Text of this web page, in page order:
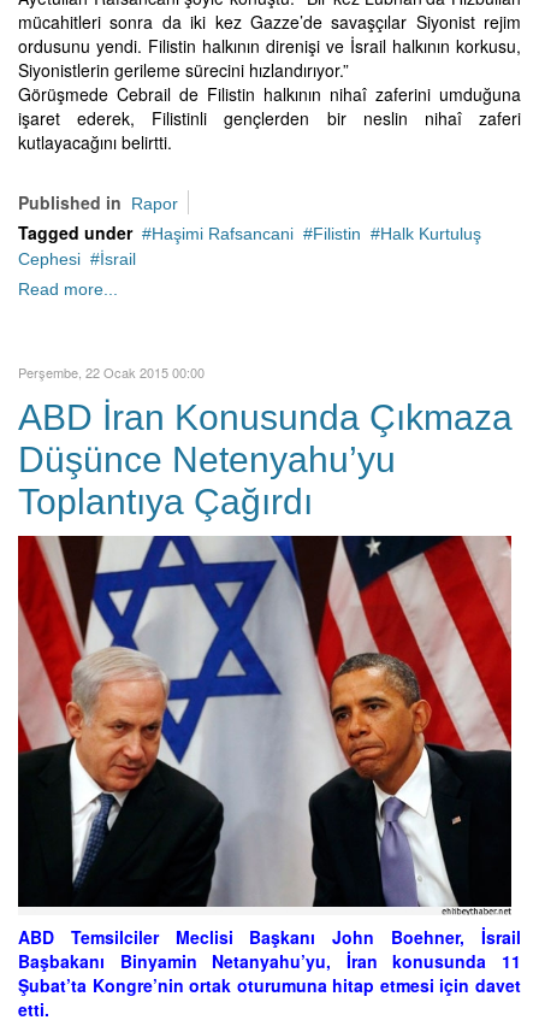
mücahitleri sonra da iki kez Gazze’de savaşçılar Siyonist rejim
ordusunu yendi. Filistin halkının direnişi ve İsrail halkının korkusu,
Siyonistlerin gerileme sürecini hızlandırıyor.”
Görüşmede Cebrail de Filistin halkının nihaî zaferini umduğuna
işaret ederek, Filistinli gençlerden bir neslin nihaî zaferi
kutlayacağını belirtti.
Published in Rapor
Tagged under Haşimi Rafsancani Filistin
Halk Kurtuluş
Cephesi
İsrail
Read more...
Perşembe, 22 Ocak 2015 00:00
ABD İran Konusunda Çıkmaza
Düşünce Netenyahu’yu
Toplantıya Çağırdı
ABD Temsilciler Meclisi Başkanı John Boehner, İsrail
Başbakanı Binyamin Netanyahu’yu, İran konusunda 11
Şubat’ta Kongre’nin ortak oturumuna hitap etmesi için davet
etti.